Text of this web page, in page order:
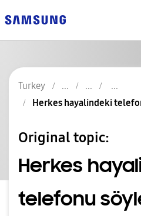
Turkey
Herkes hayalindeki
Original topic:
Herkes
telefonu